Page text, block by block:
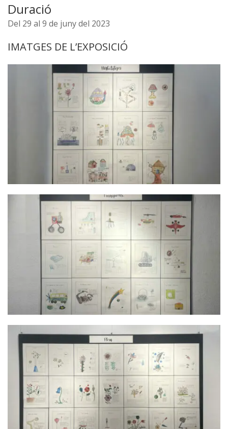
Duració
Del 29 al 9 de juny del 2023
IMATGES DE L’EXPOSICIÓ